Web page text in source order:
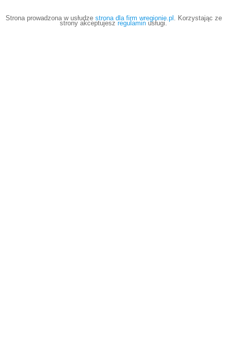
Strona prowadzona w usłudze strona dla firm wregionie.pl . Korzystając ze
strony akceptujesz regulamin usługi.